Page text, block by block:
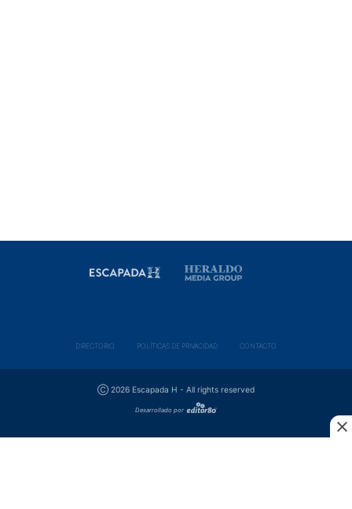
DIRECTORIO POLÍ­TICAS DE PRIVACIDAD CONTACTO
Ⓒ 2026 Escapada H - All rights reserved
Desarrollado por